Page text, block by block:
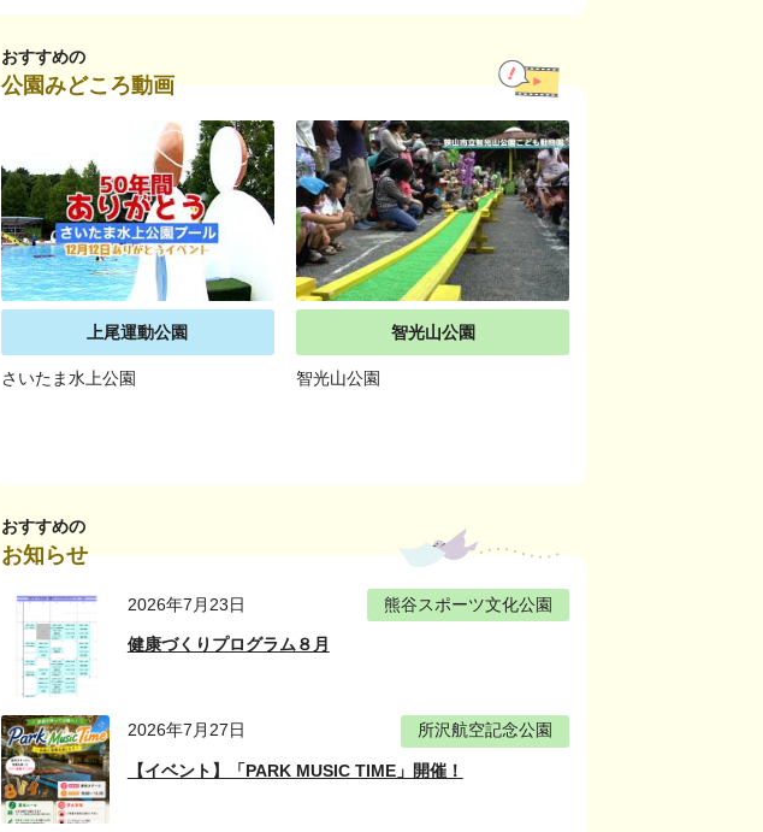
おすすめの
公園みどころ動画
上尾運動公園
さいたま水上公園
智光山公園
智光山公園
おすすめの
お知らせ
2026年7月23日 熊谷スポーツ文化公園
健康づくりプログラム８月
2026年7月27日 所沢航空記念公園
【イベント】「PARK MUSIC TIME」開催！